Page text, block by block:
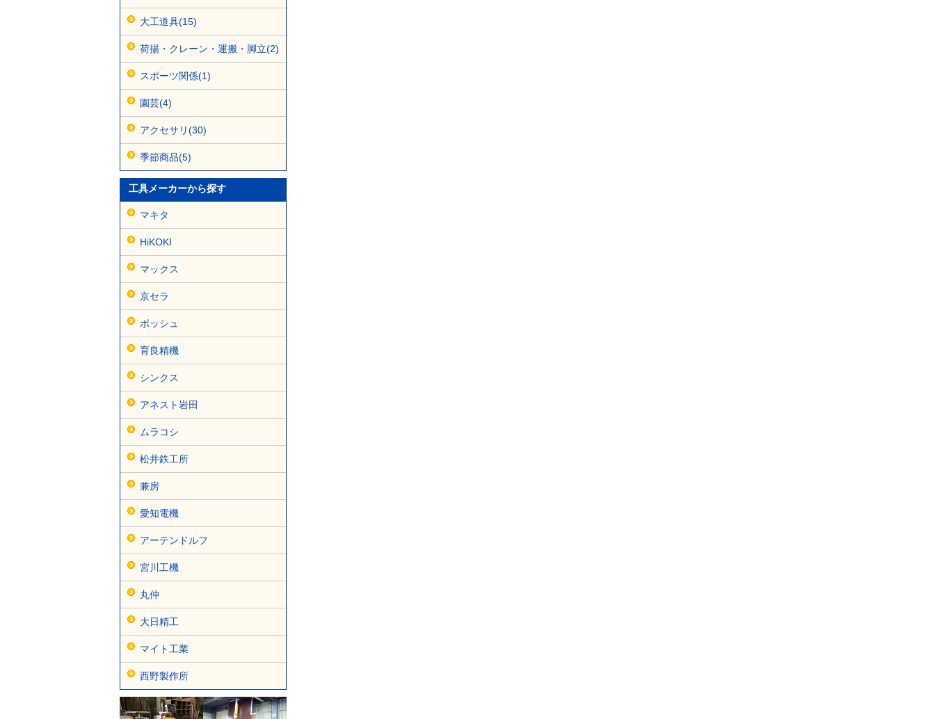
大工道具(15)
荷揚・クレーン・運搬・脚立(2)
スポーツ関係(1)
園芸(4)
アクセサリ(30)
季節商品(5)
工具メーカーから探す
マキタ
HiKOKI
マックス
京セラ
ボッシュ
育良精機
シンクス
アネスト岩田
ムラコシ
松井鉄工所
兼房
愛知電機
アーテンドルフ
宮川工機
丸仲
大日精工
マイト工業
西野製作所